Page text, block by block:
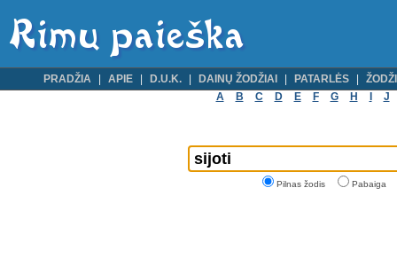
PRADŽIA APIE D.U.K. DAINŲ ŽODŽIAI PATARLĖS
A
B C D E F G H J
Pilnas žodis Pabaiga